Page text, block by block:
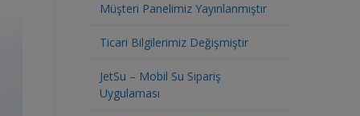
Müşteri Panelimiz Yayınlanmıştır
Ticari Bilgilerimiz Değişmiştir
JetSu – Mobil Su Sipariş
Uygulaması